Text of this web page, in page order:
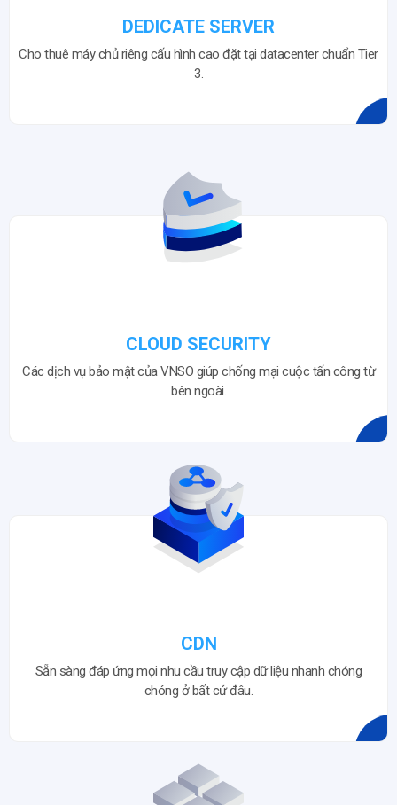
DEDICATE SERVER
Cho thuê máy chủ riêng cấu hình cao đặt tại datacenter chuẩn Tier
3.
CLOUD SECURITY
Các dịch vụ bảo mật của VNSO giúp chống mại cuộc tấn công từ
bên ngoài.
CDN
Sẵn sàng đáp ứng mọi nhu cầu truy cập dữ liệu nhanh chóng
chóng ở bất cứ đâu.